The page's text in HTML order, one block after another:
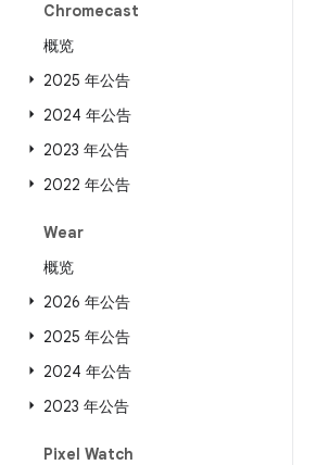
Chromecast
概览
2025 年公告
2024 年公告
2023 年公告
2022 年公告
Wear
概览
2026 年公告
2025 年公告
2024 年公告
2023 年公告
Pixel Watch